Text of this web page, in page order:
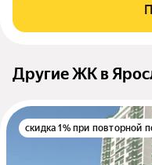
Другие ЖК в
скидка 1% при повторной